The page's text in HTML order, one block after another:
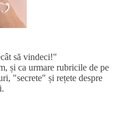
să vindeci!"
și ca urmare rubricile de pe
"secrete" și rețete despre